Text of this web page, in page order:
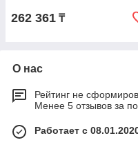
262 361 ₸
О нас
Рейтинг не
Менее 5 отзывов за
Работает с